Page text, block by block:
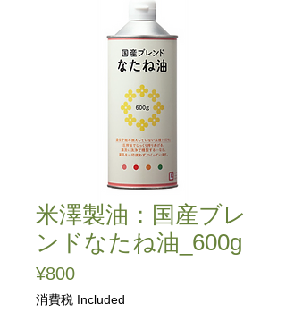
米澤製油：国産ブレ
ンドなたね油_600g
¥800Price
消費税 Included